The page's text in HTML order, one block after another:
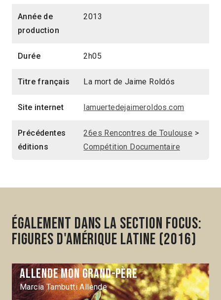
Année de
production
2013
Durée 2h05
Titre français La mort de Jaime Roldós
Site internet lamuertedejaimeroldos.com
Précédentes
éditions
26es Rencontres de Toulouse >
Compétition Documentaire
Également dans la section Focus:
Figures d'Amérique latine (2016)
Allende mon grand-père
Marcia Tambutti Allende